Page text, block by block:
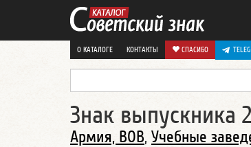
О КАТАЛОГЕ КОНТАКТЫ СПАСИБО
Знак выпускника
Армия, ВОВ, Учебные